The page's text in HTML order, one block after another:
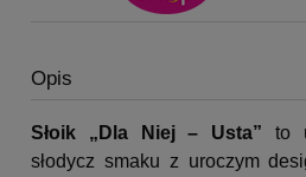
Opis
Słoik „Dla Niej – Usta” to
słodycz smaku z uroczym